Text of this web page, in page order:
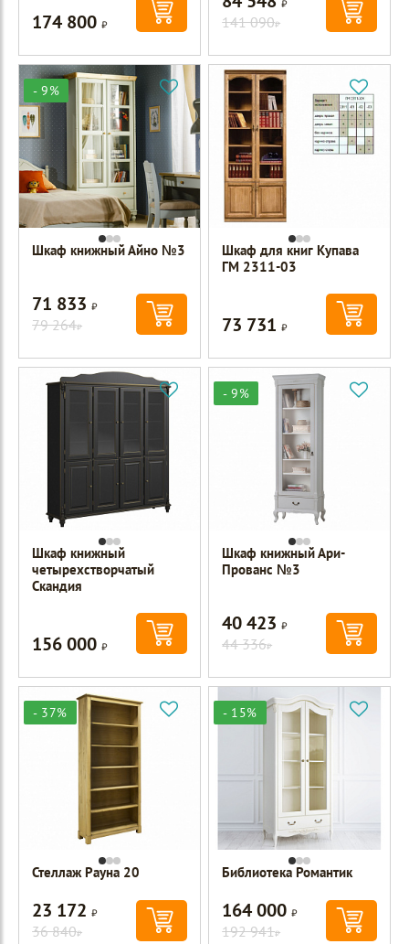
174 800Р 141 090Р
- 9%
Шкаф книжный Айно №3
71 833Р
79 264Р
Шкаф для книг Купава
ГМ 2311-03
73 731Р
Шкаф книжный
четырехстворчатый
Скандия
156 000Р
- 9%
Шкаф книжный Ари-
Прованс №3
40 423Р
44 336Р
- 37%
Стеллаж Рауна 20
23 172Р
36 840Р
- 15%
Библиотека Романтик
164 000Р
192 941Р